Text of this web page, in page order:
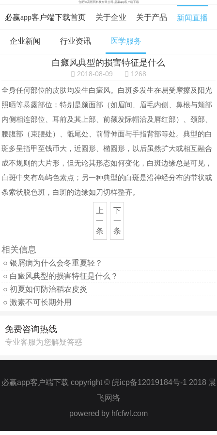
合肥弥高医药科技有限公司-必赢app客户端下载
必赢app客户端下载首页 关于企业 关于产品 新闻直播
在线咨询 资料下载 在线留言
必赢app客户端下载的人才招聘
企业新闻 行业资讯 医学服务
白癜风典型的损害特征是什么
2018-08-09 1268
全身任何部位的皮肤均发生白癜风。白斑多发生在易受摩擦及阳光
照晒等暴露部位；特别是颜面部（如眉间、眉毛内侧、鼻根与颊部
内侧相连部位、耳前及其上部、前额发际帽沿及唇红部）、颈部、
腰腹部（束腰处）、骶尾处、前臂伸面与手指背部等处。典型的白
斑多呈指甲至钱币大，近圆形、椭圆形，以后虽然扩大或相互融合
成不规则的大片形，但无论其形态如何变化，白斑边缘总是可见，
白斑中夹有岛屿色素点；另一种典型的白斑是沿神经分布的带状或
条索状脱色斑，白斑的边缘如刀切样整齐。
上
一
条
下
一
条
相关信息
○ 银屑病为什么会冬重夏轻？
○ 白癜风典型的损害特征是什么？
○ 初夏如何防治稻农皮炎
○ 激素不可长期外用
免费咨询热线
专业客服为您解疑答惑
必赢app客户端下载 copyright © 皖icp备12019184号-1 2018 晨
飞网络
powered by hfcfwl.com